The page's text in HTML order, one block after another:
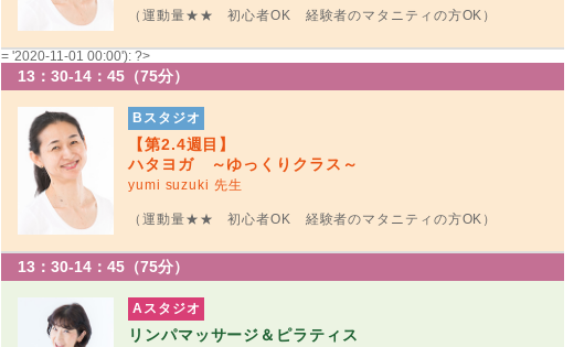
（運動量★★ 初心者OK 経験者のマタニティの方OK）
= '2020-11-01 00:00'): ?>
13：30-14：45（75分）
Bスタジオ
【第2.4週目】
ハタヨガ ～ゆっくりクラス～
yumi suzuki 先生
（運動量★★ 初心者OK 経験者のマタニティの方OK）
13：30-14：45（75分）
Aスタジオ
リンパマッサージ＆ピラティス